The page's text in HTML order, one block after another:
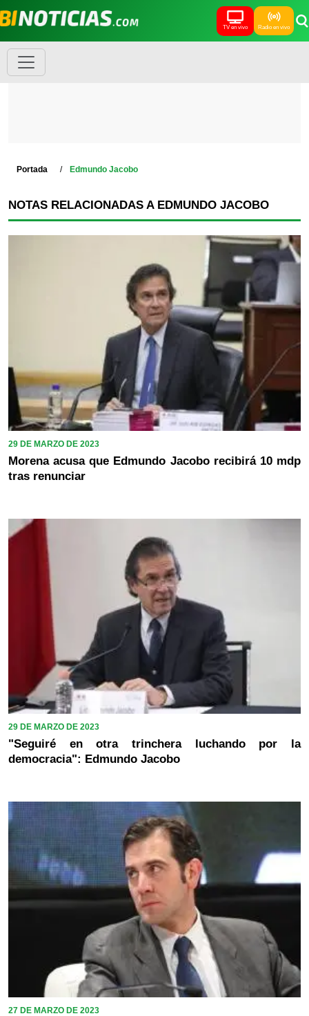
TV en vivo Radio en vivo
Portada Edmundo Jacobo
NOTAS RELACIONADAS A EDMUNDO JACOBO
29 DE MARZO DE 2023
Morena acusa que Edmundo Jacobo recibirá 10 mdp
tras renunciar
29 DE MARZO DE 2023
"Seguiré en otra trinchera luchando por la
democracia": Edmundo Jacobo
27 DE MARZO DE 2023